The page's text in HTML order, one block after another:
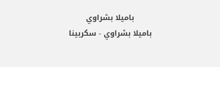
باميلا بشراوي
باميلا بشراوي - سكربينا